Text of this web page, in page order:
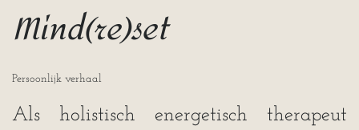
Mind(re)set
Persoonlijk verhaal
Als holistisch energetisch therapeut